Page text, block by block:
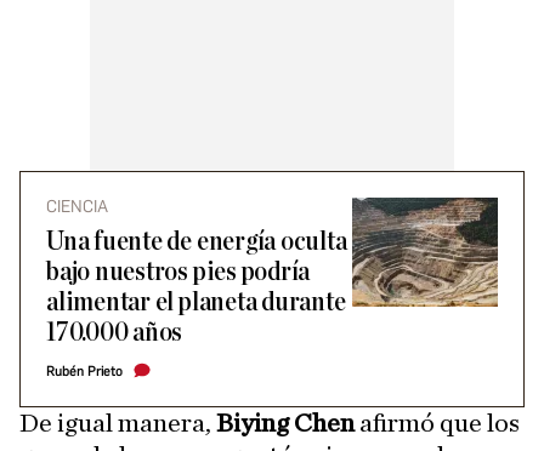
CIENCIA
Una fuente de energía oculta
bajo nuestros pies podría
alimentar el planeta durante
170.000 años
Rubén Prieto
De igual manera, Biying Chenafirmó que los